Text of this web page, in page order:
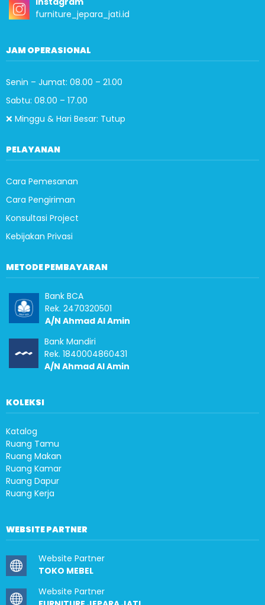
furniture_jepara_jati.id
JAM OPERASIONAL
Senin – Jumat: 08.00 – 21.00
Sabtu: 08.00 – 17.00
❌ Minggu & Hari Besar: Tutup
PELAYANAN
Cara Pemesanan
Cara Pengiriman
Konsultasi Project
Kebijakan Privasi
METODE PEMBAYARAN
Bank BCA
Rek. 2470320501
A/N Ahmad Al Amin
Bank Mandiri
Rek. 1840004860431
A/N Ahmad Al Amin
KOLEKSI
Katalog
Ruang Tamu
Ruang Makan
Ruang Kamar
Ruang Dapur
Ruang Kerja
WEBSITE PARTNER
Website Partner
TOKO MEBEL
Website Partner